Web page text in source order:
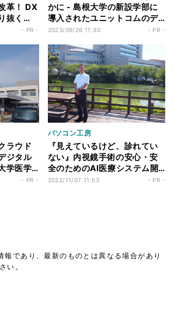
革！ DX
抜く
- PR -
かに - 島根大学の新設学部に
導入されたユニットコムのデ
ィープラーニング支援サーバ
2023/09/26 11:30 - PR -
ラウド
ジタル
学医学
ソコン
- PR -
パソコン工房
『見えているけど、診れてい
ない』内視鏡手術の安心・安
全のためのAI医療システム開
発にユニットコムが貢献
2022/11/07 11:53 - PR -
報であり、最新のものとは異なる場合があり
い。